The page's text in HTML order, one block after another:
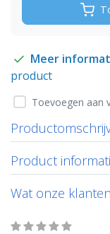
Meer
product
Toevoegen aan
Product
Wat onze